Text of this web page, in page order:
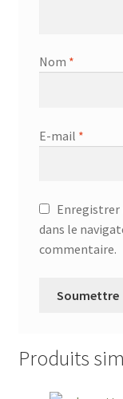
Nom *
E-mail *
dans le
commentaire.
Produits